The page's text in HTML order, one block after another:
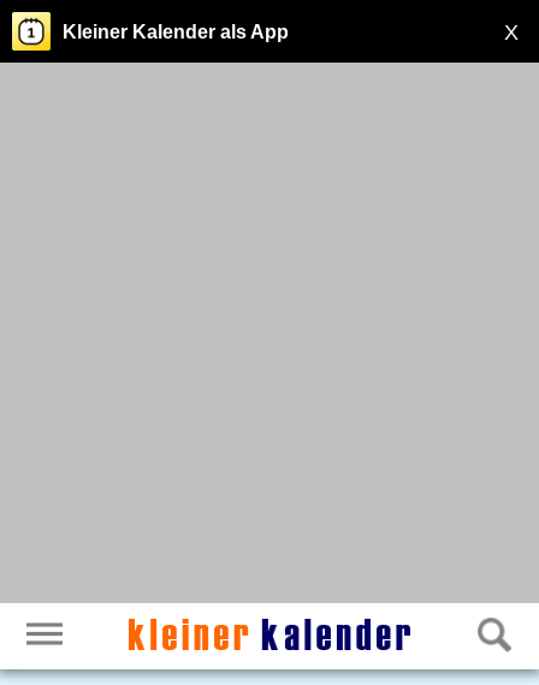
X
Kleiner Kalender als App